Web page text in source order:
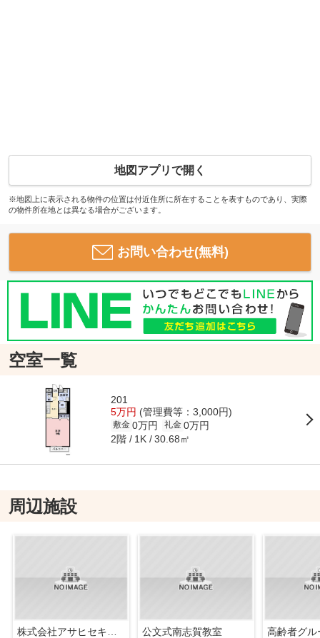
地図アプリで開く
※地図上に表示される物件の位置は付近住所に所在することを表すものであり、実際
の物件所在地とは異なる場合がございます。
お問い合わせ(無料)
空室一覧
201
5万円 (管理費等：3,000円)
敷金 0万円 礼金 0万円
2階 1K 30.68㎡
周辺施設
公文式南志賀教室